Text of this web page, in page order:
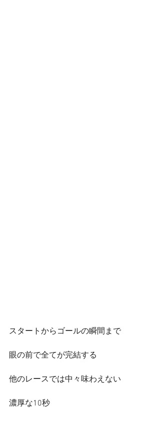
スタートからゴールの瞬間まで
眼の前で全てが完結する
他のレースでは中々味わえない
濃厚な10秒